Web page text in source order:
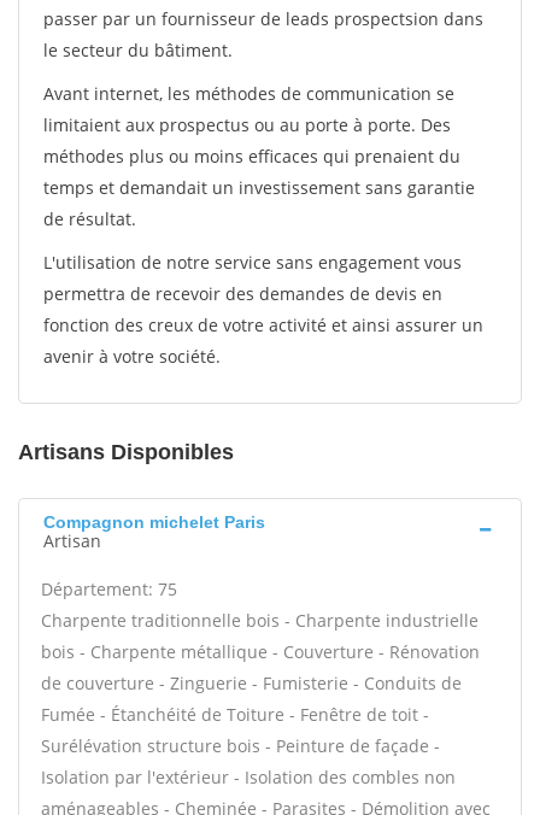
passer par un fournisseur de leads prospectsion dans
le secteur du bâtiment.
Avant internet, les méthodes de communication se
limitaient aux prospectus ou au porte à porte. Des
méthodes plus ou moins efficaces qui prenaient du
temps et demandait un investissement sans garantie
de résultat.
L'utilisation de notre service sans engagement vous
permettra de recevoir des demandes de devis en
fonction des creux de votre activité et ainsi assurer un
avenir à votre société.
Artisans Disponibles
Compagnon michelet Paris
Artisan
Département: 75
Charpente traditionnelle bois - Charpente industrielle
bois - Charpente métallique - Couverture - Rénovation
de couverture - Zinguerie - Fumisterie - Conduits de
Fumée - Étanchéité de Toiture - Fenêtre de toit -
Surélévation structure bois - Peinture de façade -
Isolation par l'extérieur - Isolation des combles non
aménageables - Cheminée - Parasites - Démolition avec